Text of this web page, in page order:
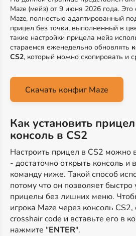
Maze (мейз) от 9 июня 2026 года.
Maze, полностью адаптированный
прицел без точки, выполненный в
такие настройки прицела мейз
стараемся еженедельно обновлять
CS2, который можно скопировать и
Скачать конфиг Maze
Как установить
консоль в CS2
Настроить прицел в CS2 можно
- достаточно открыть консоль и
команду ниже. Такой способ
потому что он позволяет быстро
прицелы без лишних меню.
игрока Maze через консоль
crosshair code и вставьте его в
нажмите "ENTER".